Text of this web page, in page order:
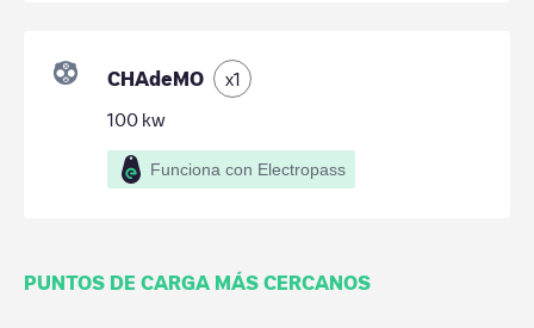
CHAdeMO x1
100 kw
Funciona con Electropass
PUNTOS DE CARGA MÁS CERCANOS